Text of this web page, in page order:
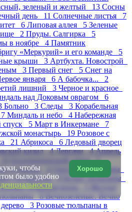
зеленый и желтый 13 Сосны
день 11 Солнечные листья 7
6 Липовая аллея 5 Зеленые
2 Пруды. Салгирка 5
в ноябре 4 Памятник
«Меркурий» и его команде 5
крыши 3 Артбухта. Новострой
3 Первый снег 5 Снег на
января 6 А бабочка... 2
лишний 3 Черное и красное
над Доковым оврагом 6
Больно 3 Следы 3 Корабельная
Миндаль и небо 4 Набережная
спуск 5 Март в Инкермане 7
монастырь 19 Розовое с
21 Абрикоса 6 Ледовый дворец
кизил 4Дергачи 4Апрель
Екатерининский сквер 5
и крыши 4
Охота на тюльпаны
тюльпанов 8
Белые тюльпаны
Изящная мощь 5
8 Вечнозеленые. Вечно
дерево 3 Розовые тюльпаны в
Хорошо
чтобы
было удобно